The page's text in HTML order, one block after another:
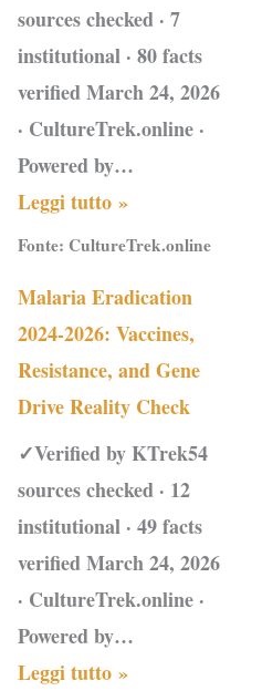
sources checked · 7
institutional · 80 facts
verified March 24, 2026
· CultureTrek.online ·
Powered by…
Leggi tutto »
Fonte:CultureTrek.online
Malaria Eradication
2024-2026: Vaccines,
Resistance, and Gene
Drive Reality Check
✓Verified by KTrek54
sources checked · 12
institutional · 49 facts
verified March 24, 2026
· CultureTrek.online ·
Powered by…
Leggi tutto »